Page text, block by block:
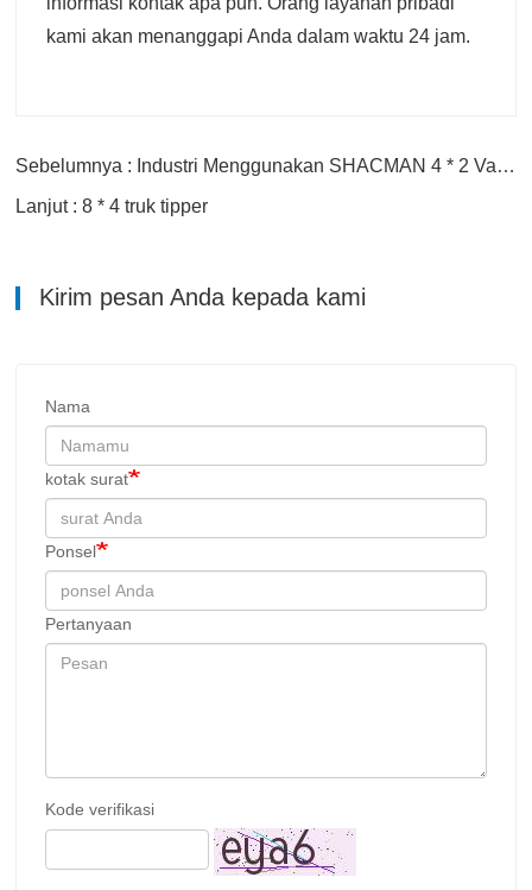
kami akan menanggapi Anda dalam waktu 24 jam.
Sebelumnya : Industri Menggunakan SHACMAN 4 * 2 Vacuum Sewer Suction Transport Truck
Lanjut : 8 * 4 truk tipper
Kirim pesan Anda kepada kami
Nama
kotak surat
Ponsel
Pertanyaan
Kode verifikasi